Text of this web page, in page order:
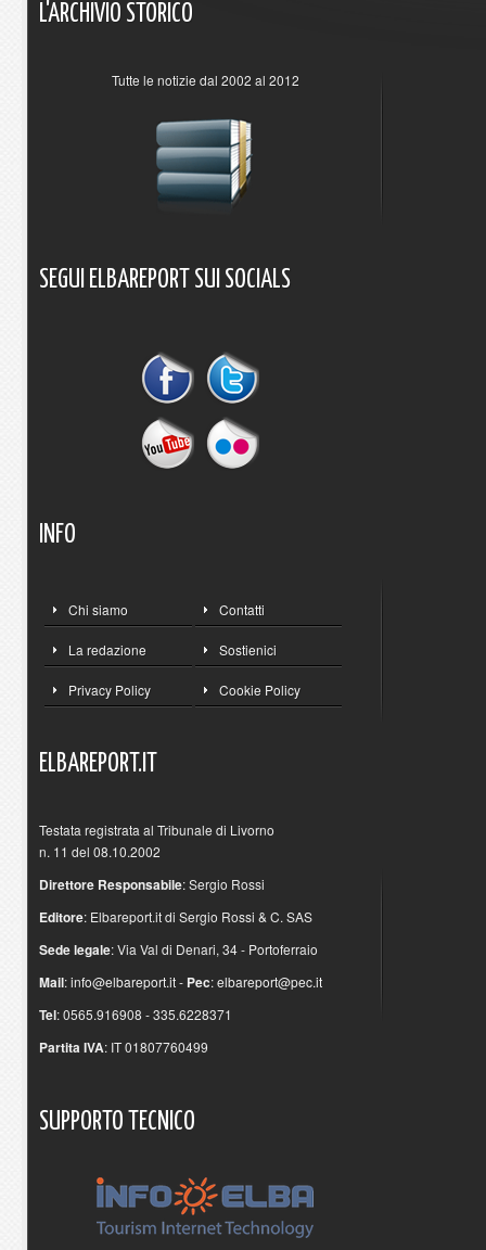
L'ARCHIVIO STORICO
Tutte le notizie dal 2002 al 2012
SEGUI ELBAREPORT SUI SOCIALS
INFO
Chi siamo Contatti
La redazione Sostienici
Privacy Policy Cookie Policy
ELBAREPORT.IT
Testata registrata al Tribunale di Livorno
n. 11 del 08.10.2002
Direttore Responsabile: Sergio Rossi
Editore: Elbareport.it di Sergio Rossi & C. SAS
Sede legale: Via Val di Denari, 34 - Portoferraio
Mail:info@elbareport.it- Pec:elbareport@pec.it
Tel: 0565.916908 - 335.6228371
Partita IVA: IT 01807760499
SUPPORTO TECNICO